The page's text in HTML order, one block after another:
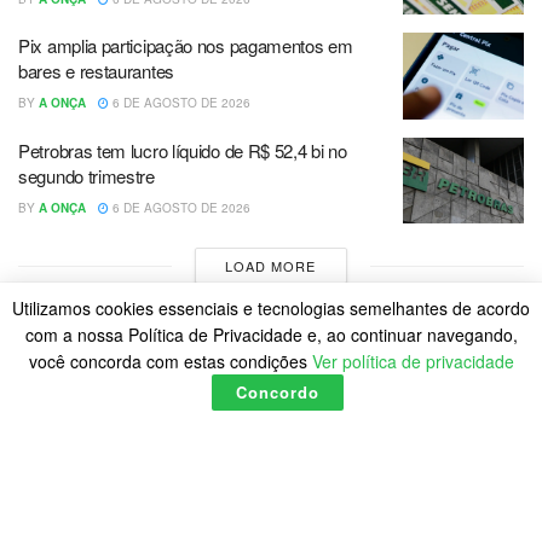
Pix amplia participação nos pagamentos em
bares e restaurantes
BY A ONÇA 6 DE AGOSTO DE 2026
Petrobras tem lucro líquido de R$ 52,4 bi no
segundo trimestre
BY A ONÇA 6 DE AGOSTO DE 2026
LOAD MORE
Utilizamos cookies essenciais e tecnologias semelhantes de acordo
com a nossa Política de Privacidade e, ao continuar navegando,
você concorda com estas condições Ver política de privacidade
Concordo